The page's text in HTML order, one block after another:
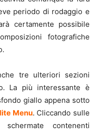
periodo di rodaggio e
certamente possibile
fotografiche
tre ulteriori sezioni
La più interessante è
giallo appena sotto
Menu. Cliccando sulle
contenenti